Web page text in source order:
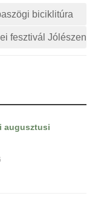
biciklitúra
fesztivál Jólészen
augusztusi